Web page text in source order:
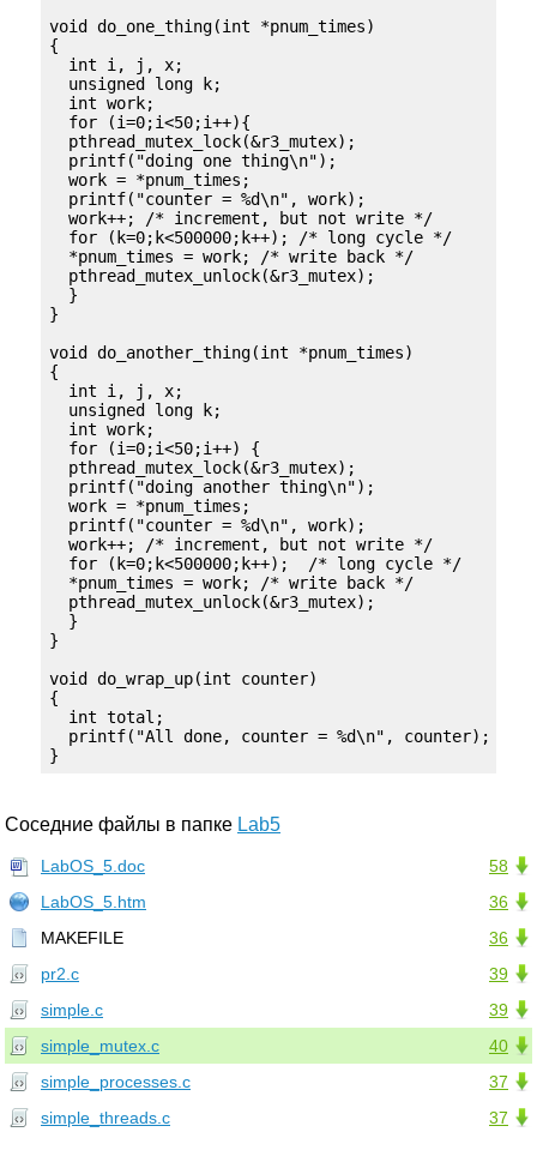
void do_one_thing(int *pnum_times)
{
  int i, j, x;
  unsigned long k;
  int work;
  for (i=0;i<50;i++){
  pthread_mutex_lock(&r3_mutex);
  printf("doing one thing\n");
  work = *pnum_times;
  printf("counter = %d\n", work);
  work++; /* increment, but not write */
  for (k=0;k<500000;k++); /* long cycle */
  *pnum_times = work; /* write back */
  pthread_mutex_unlock(&r3_mutex);
  }
}
void do_another_thing(int *pnum_times)
{
  int i, j, x;
  unsigned long k;
  int work;
  for (i=0;i<50;i++) {
  pthread_mutex_lock(&r3_mutex);
  printf("doing another thing\n");
  work = *pnum_times;
  printf("counter = %d\n", work);
  work++; /* increment, but not write */
  for (k=0;k<500000;k++);  /* long cycle */
  *pnum_times = work; /* write back */
  pthread_mutex_unlock(&r3_mutex);
  }
}
void do_wrap_up(int counter)
{
  int total;
  printf("All done, counter = %d\n", counter);
Соседние файлы в папке Lab5
58
LabOS_5.doc
36
LabOS_5.htm
36
MAKEFILE
39
pr2.c
39
simple.c
40
simple_mutex.c
37
simple_processes.c
37
simple_threads.c